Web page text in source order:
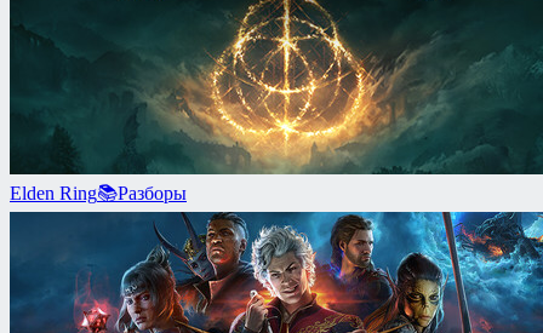
Elden Ring📚Разборы